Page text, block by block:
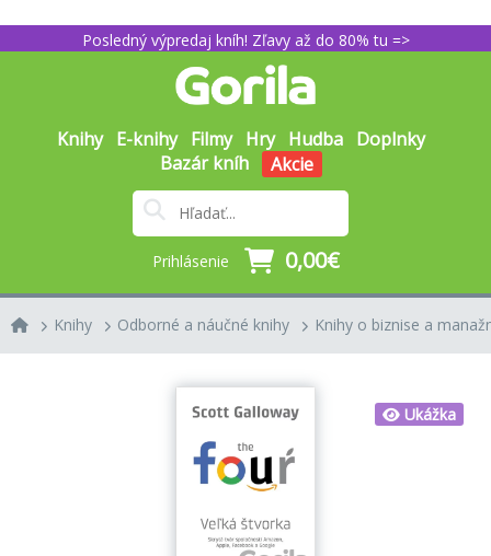
Posledný výpredaj kníh! Zľavy až do 80% tu =>
Knihy E-knihy Filmy Hry Hudba Doplnky
Bazár kníh
Akcie
Prihlásenie 0,00€
Knihy Odborné a náučné knihy Knihy o biznise a
Ukážka